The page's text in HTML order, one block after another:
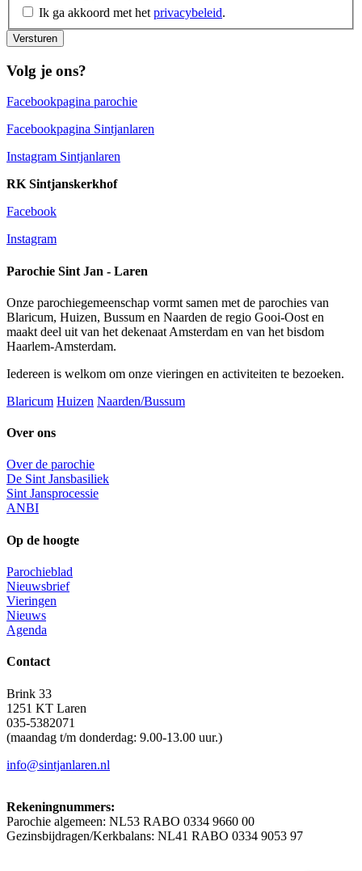
Ik ga akkoord met het privacybeleid.
Versturen
Volg je ons?
Facebookpagina parochie
Facebookpagina Sintjanlaren
Instagram Sintjanlaren
RK Sintjanskerkhof
Facebook
Instagram
Parochie Sint Jan - Laren
Onze parochiegemeenschap vormt samen met de parochies van
Blaricum, Huizen, Bussum en Naarden de regio Gooi-Oost en
maakt deel uit van het dekenaat Amsterdam en van het bisdom
Haarlem-Amsterdam.
Iedereen is welkom om onze vieringen en activiteiten te bezoeken.
Blaricum Huizen Naarden/Bussum
Over ons
Over de parochie
De Sint Jansbasiliek
Sint Jansprocessie
ANBI
Op de hoogte
Parochieblad
Nieuwsbrief
Vieringen
Nieuws
Agenda
Contact
Brink 33
1251 KT Laren
035-5382071
(maandag t/m donderdag: 9.00-13.00 uur.)
info@sintjanlaren.nl
Rekeningnummers:
Parochie algemeen: NL53 RABO 0334 9660 00
Gezinsbijdragen/Kerkbalans: NL41 RABO 0334 9053 97